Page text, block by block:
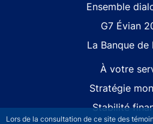
Lors de la consultation de ce site des
Ensemble
G7 Évian
La Banque de
À votre
Stratégie
Stabilité